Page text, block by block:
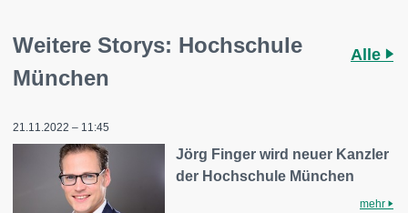
Weitere Storys: Hochschule
München
Alle
21.11.2022 – 11:45
Jörg Finger wird neuer Kanzler
der Hochschule München
mehr